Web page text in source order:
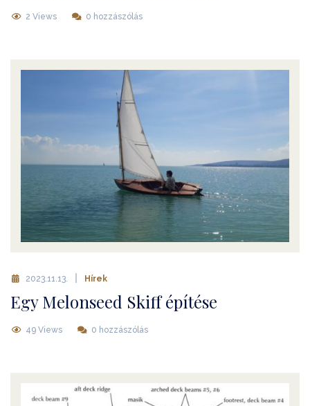
2 Views 0 hozzászólás
2023.11.13. Hírek
Egy Melonseed Skiff építése
49 Views 0 hozzászólás